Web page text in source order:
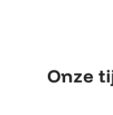
Onze